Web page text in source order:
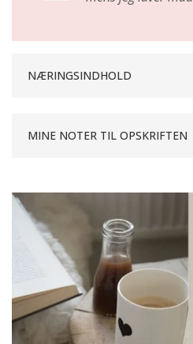
NÆRINGSINDHOLD
MINE NOTER TIL OPSKRIFTEN